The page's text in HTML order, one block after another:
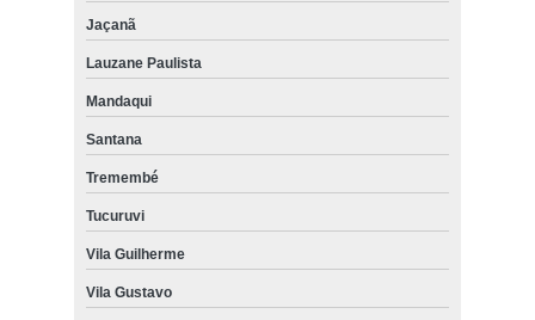
Jaçanã
Lauzane Paulista
Mandaqui
Santana
Tremembé
Tucuruvi
Vila Guilherme
Vila Gustavo